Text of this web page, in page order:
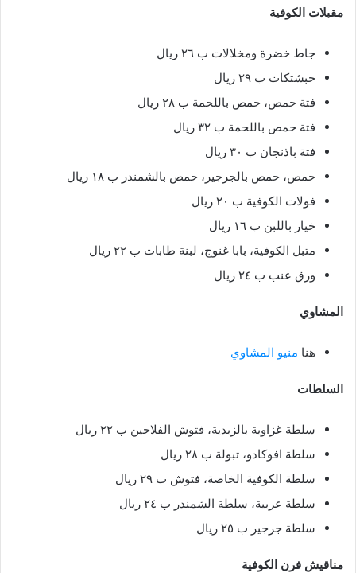
مقبلات الكوفية
جاط خضرة ومخلالات ب ٢٦ ريال
حبشتكات ب ٢٩ ريال
فتة حمص، حمص باللحمة ب ٢٨ ريال
فتة حمص باللحمة ب ٣٢ ريال
فتة باذنجان ب ٣٠ ريال
حمص، حمص بالجرجير، حمص بالشمندر ب ١٨ ريال
فولات الكوفية ب ٢٠ ريال
خيار باللبن ب ١٦ ريال
متبل الكوفية، بابا غنوج، لبنة طابات ب ٢٢ ريال
ورق عنب ب ٢٤ ريال
المشاوي
هنا منيو المشاوي
السلطات
سلطة غزاوية بالزبدية، فتوش الفلاحين ب ٢٢ ريال
سلطة افوكادو، تبولة ب ٢٨ ريال
سلطة الكوفية الخاصة، فتوش ب ٢٩ ريال
سلطة عربية، سلطة الشمندر ب ٢٤ ريال
سلطة جرجير ب ٢٥ ريال
مناقيش فرن الكوفية